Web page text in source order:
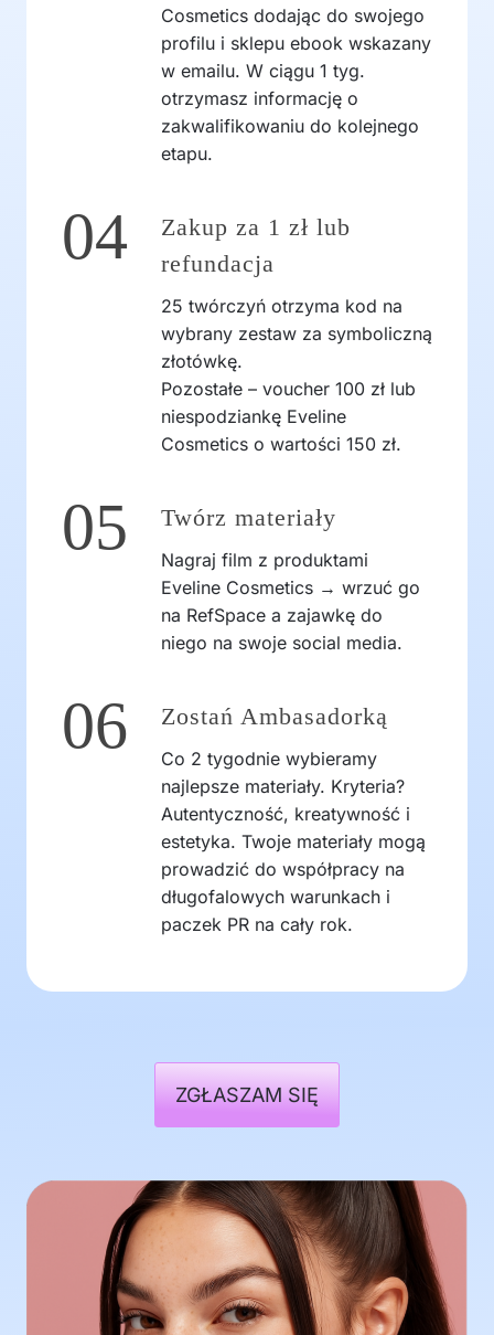
Cosmetics dodając do swojego
profilu i sklepu ebook wskazany
w emailu. W ciągu 1 tyg.
otrzymasz informację o
zakwalifikowaniu do kolejnego
etapu.
04
Zakup za 1 zł lub
refundacja
25 twórczyń otrzyma kod na
wybrany zestaw za symboliczną
złotówkę.
Pozostałe – voucher 100 zł lub
niespodziankę Eveline
Cosmetics o wartości 150 zł.
05 Twórz materiały
Nagraj film z produktami
Eveline Cosmetics → wrzuć go
na RefSpace a zajawkę do
niego na swoje social media.
06 Zostań Ambasadorką
Co 2 tygodnie wybieramy
najlepsze materiały. Kryteria?
Autentyczność, kreatywność i
estetyka. Twoje materiały mogą
prowadzić do współpracy na
długofalowych warunkach i
paczek PR na cały rok.
ZGŁASZAM SIĘ